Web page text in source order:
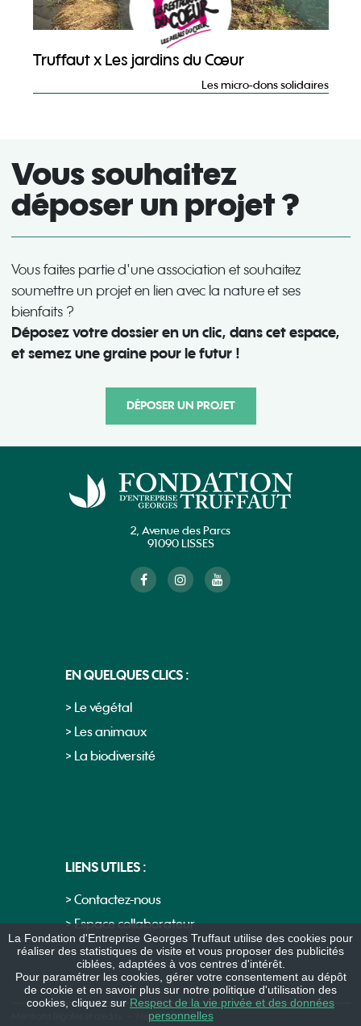
Truffaut x Les jardins du Cœur
Les micro-dons solidaires
Vous souhaitez
déposer un projet ?
Vous faites partie d'une association et souhaitez
soumettre un projet en lien avec la nature et ses
bienfaits ?
Déposez votre dossier en un clic, dans cet espace,
et semez une graine pour le futur !
DÉPOSER UN PROJET
2, Avenue des Parcs
91090 LISSES
EN QUELQUES CLICS :
> Le végétal
> Les animaux
> La biodiversité
LIENS UTILES :
> Contactez-nous
> Espace collaborateur
Nous contacter
La Fondation d'Entreprise Georges Truffaut utilise des cookies pour
réaliser des statistiques de visite et vous proposer des publicités
ciblées, adaptées à vos centres d'intérêt.
Pour paramétrer les cookies, gérer votre consentement au dépôt
de cookie et en savoir plus sur notre politique d'utilisation des
cookies, cliquez sur Respect de la vie privée et des données
personnelles